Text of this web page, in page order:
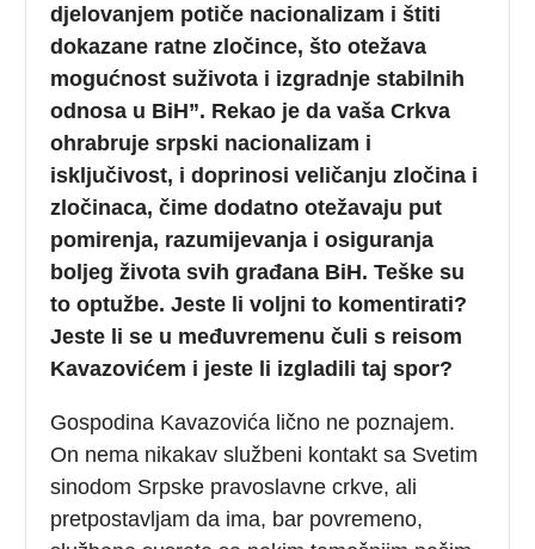
djelovanjem potiče nacionalizam i štiti
dokazane ratne zločince, što otežava
mogućnost suživota i izgradnje stabilnih
odnosa u BiH”. Rekao je da vaša Crkva
ohrabruje srpski nacionalizam i
isključivost, i doprinosi veličanju zločina i
zločinaca, čime dodatno otežavaju put
pomirenja, razumijevanja i osiguranja
boljeg života svih građana BiH. Teške su
to optužbe. Jeste li voljni to komentirati?
Jeste li se u međuvremenu čuli s reisom
Kavazovićem i jeste li izgladili taj spor?
Gospodina Kavazovića lično ne poznajem.
On nema nikakav službeni kontakt sa Svetim
sinodom Srpske pravoslavne crkve, ali
pretpostavljam da ima, bar povremeno,